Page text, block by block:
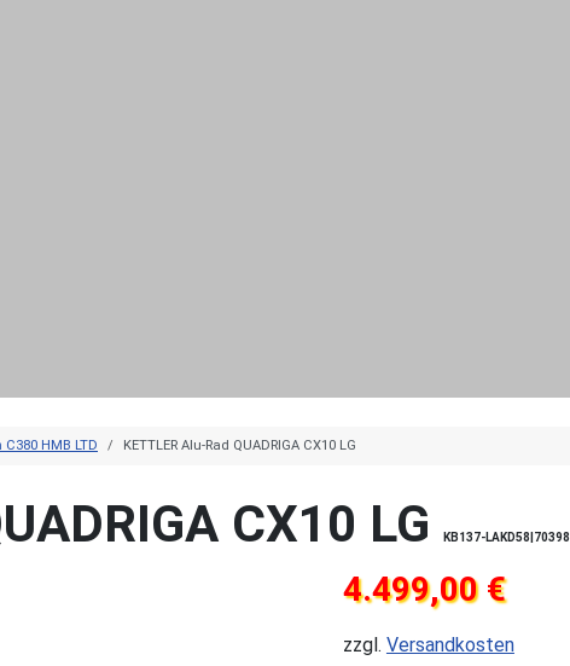
C380 HMB LTD KETTLER Alu-Rad QUADRIGA CX10 LG
CX10 LG KB137-LAKD58|70398
4.499,00 €
zzgl. Versandkosten